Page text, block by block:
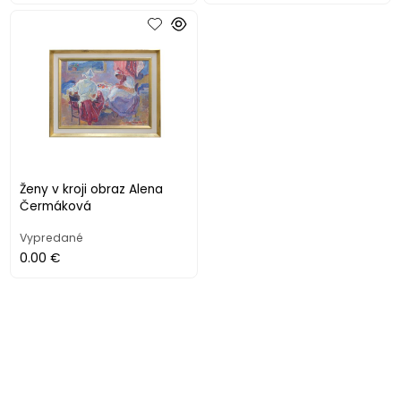
Ženy v kroji obraz Alena
Čermáková
Vypredané
0.00 €